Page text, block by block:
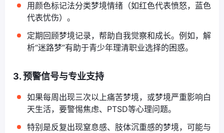
用颜色标记法分类梦境情绪（如红色代表愤怒，蓝色
代表忧伤）。
定期回顾梦境记录，帮助自我觉察和成长。例如，解
析“迷路梦”有助于青少年理清职业选择的困惑。
3. 预警信号与专业支持
如果每周出现三次以上痛苦梦境，或梦境严重影响白
天生活，要警惕焦虑、PTSD等心理问题。
特别是反复出现窒息感、肢体沉重感的梦境，可能与